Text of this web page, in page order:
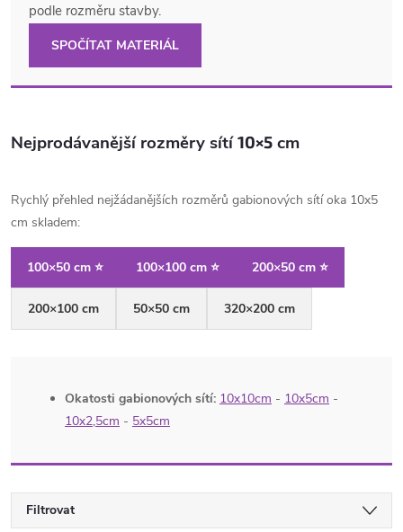
podle rozměru stavby.
SPOČÍTAT MATERIÁL
Nejprodávanější rozměry sítí10×5 cm
Rychlý přehled nejžádanějších rozměrů gabionových sítí oka 10x5
cm skladem:
100×50 cm ⭐ 100×100 cm ⭐ 200×50 cm ⭐
200×100 cm 50×50 cm 320×200 cm
Okatosti gabionových sítí: 10x10cm - 10x5cm -
10x2,5cm - 5x5cm
Filtrovat